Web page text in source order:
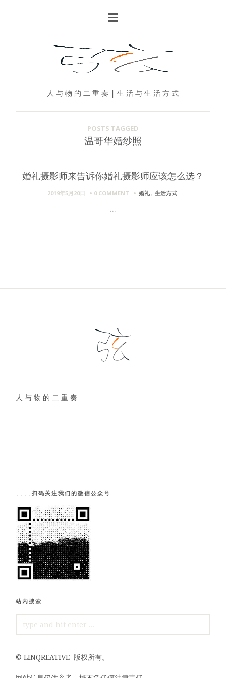
人 与 物 的 二 重 奏 | 生 活 与 生 活 方 式
POSTS TAGGED
温哥华婚纱照
婚礼摄影师来告诉你婚礼摄影师应该怎么选？
2019年5月20日 0 COMMENT 婚礼, 生活方式
...
人 与 物 的 二 重 奏
↓↓↓↓扫码关注我们的微信公众号
站内搜索
FOR:
©LINQREATIVE 版权所有。